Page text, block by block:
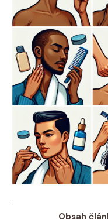
Obsah